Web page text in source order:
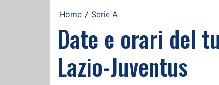
Home / Serie A
Date e orari del
Lazio-Juventus